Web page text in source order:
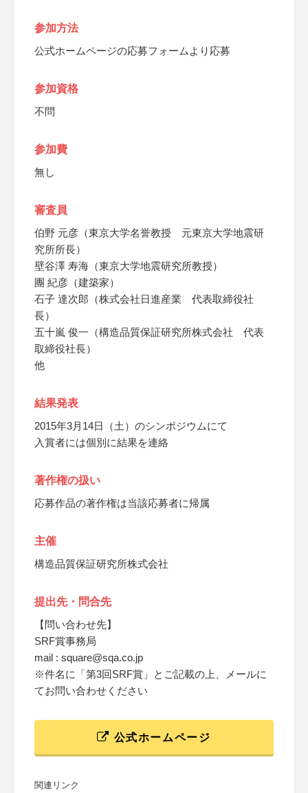
参加方法
公式ホームページの応募フォームより応募
参加資格
不問
参加費
無し
審査員
伯野 元彦（東京大学名誉教授 元東京大学地震研
究所所長）
壁谷澤 寿海（東京大学地震研究所教授）
團 紀彦（建築家）
石子 達次郎（株式会社日進産業 代表取締役社
長）
五十嵐 俊一（構造品質保証研究所株式会社 代表
取締役社長）
他
結果発表
2015年3月14日（土）のシンポジウムにて
入賞者には個別に結果を連絡
著作権の扱い
応募作品の著作権は当該応募者に帰属
主催
構造品質保証研究所株式会社
提出先・問合先
【問い合わせ先】
SRF賞事務局
mail : square@sqa.co.jp
※件名に「第3回SRF賞」とご記載の上、メールに
てお問い合わせください
公式ホームページ
関連リンク